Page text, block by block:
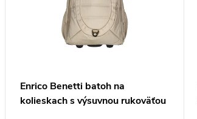
Enrico Benetti batoh na
kolieskach s výsuvnou rukoväťou